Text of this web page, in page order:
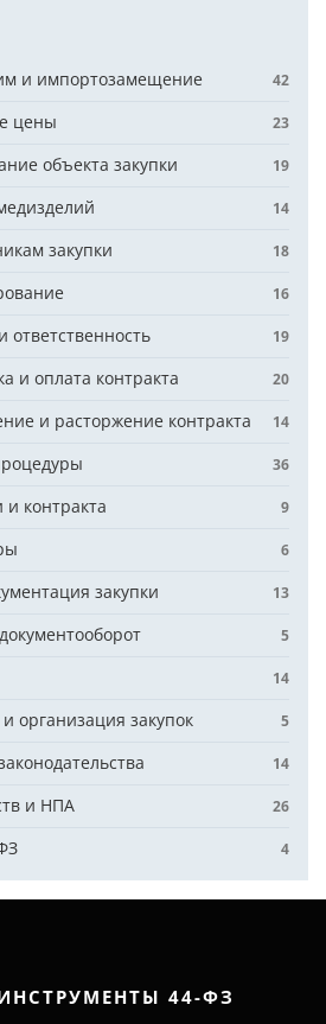
и импортозамещение 42
цены 23
объекта закупки 19
14
закупки 18
16
19
и оплата контракта 20
и расторжение контракта 14
36
контракта 9
6
закупки 13
5
14
организация закупок 5
14
и НПА 26
4
44-ФЗ